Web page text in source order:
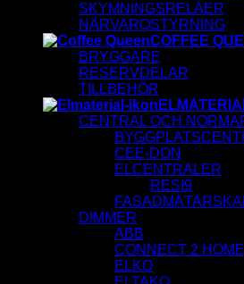
SKYMNINGSRELÄER
NÄRVAROSTYRNING
COFFEE
BRYGGARE
RESERVDELAR
TILLBEHÖR
CENTRAL OCH
CEE-DON
ELCENTRALER
RESI9
DIMMER
ABB
CONNECT 2 HOME
ELKO